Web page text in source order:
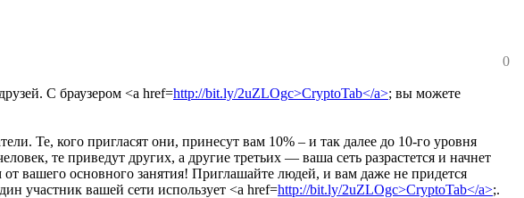
0
С браузером <a href=http://bit.ly/2uZLOgc>CryptoTab</a>; вы можете
Те, кого пригласят они, принесут вам 10% – и так далее до 10-го уровня
те приведут других, а другие третьих — ваша сеть разрастется и начнет
вашего основного занятия! Приглашайте людей, и вам даже не придется
участник вашей сети использует <a href=http://bit.ly/2uZLOgc>CryptoTab</a>;.